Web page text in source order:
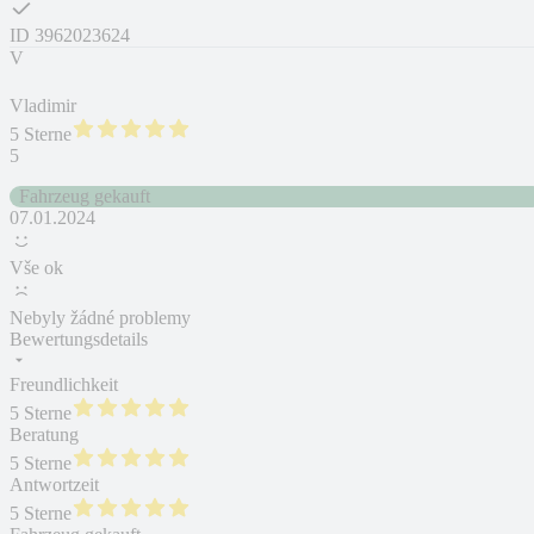
ID 3962023624
V
Vladimir
5 Sterne
5
Fahrzeug gekauft
07.01.2024
Vše ok
Nebyly žádné problemy
Bewertungsdetails
Freundlichkeit
5 Sterne
Beratung
5 Sterne
Antwortzeit
5 Sterne